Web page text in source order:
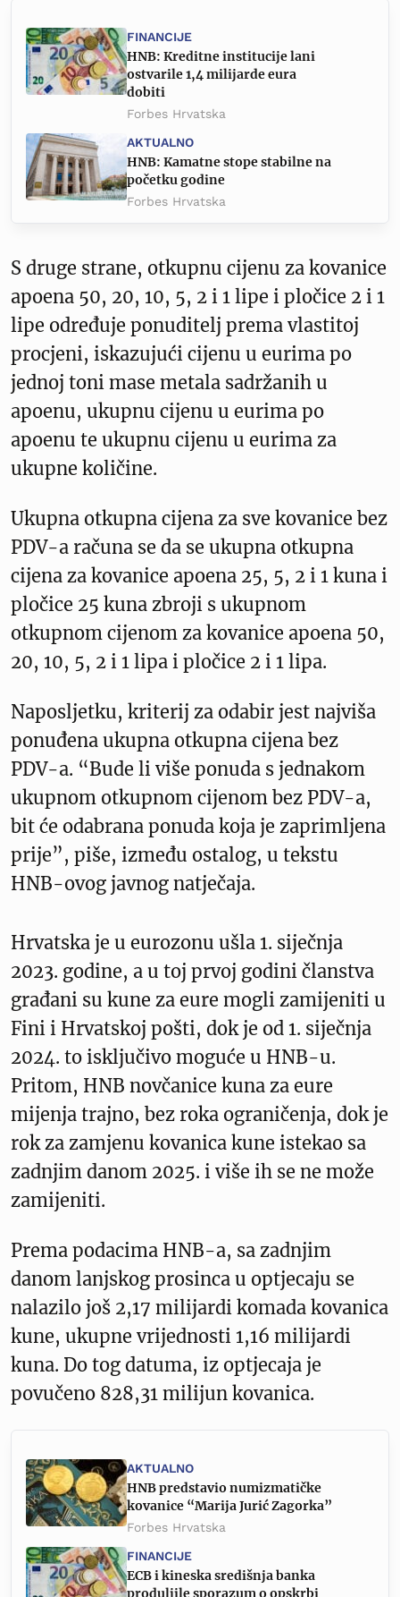
FINANCIJE
HNB: Kreditne institucije lani
ostvarile 1,4 milijarde eura
dobiti
Forbes Hrvatska
AKTUALNO
HNB: Kamatne stope stabilne na
početku godine
Forbes Hrvatska
S druge strane, otkupnu cijenu za kovanice
apoena 50, 20, 10, 5, 2 i 1 lipe i pločice 2 i 1
lipe određuje ponuditelj prema vlastitoj
procjeni, iskazujući cijenu u eurima po
jednoj toni mase metala sadržanih u
apoenu, ukupnu cijenu u eurima po
apoenu te ukupnu cijenu u eurima za
ukupne količine.
Ukupna otkupna cijena za sve kovanice bez
PDV-a računa se da se ukupna otkupna
cijena za kovanice apoena 25, 5, 2 i 1 kuna i
pločice 25 kuna zbroji s ukupnom
otkupnom cijenom za kovanice apoena 50,
20, 10, 5, 2 i 1 lipa i pločice 2 i 1 lipa.
Naposljetku, kriterij za odabir jest najviša
ponuđena ukupna otkupna cijena bez
PDV-a. “Bude li više ponuda s jednakom
ukupnom otkupnom cijenom bez PDV-a,
bit će odabrana ponuda koja je zaprimljena
prije”, piše, između ostalog, u tekstu
HNB-ovog javnog natječaja.
Hrvatska je u eurozonu ušla 1. siječnja
2023. godine, a u toj prvoj godini članstva
građani su kune za eure mogli zamijeniti u
Fini i Hrvatskoj pošti, dok je od 1. siječnja
2024. to isključivo moguće u HNB-u.
Pritom, HNB novčanice kuna za eure
mijenja trajno, bez roka ograničenja, dok je
rok za zamjenu kovanica kune istekao sa
zadnjim danom 2025. i više ih se ne može
zamijeniti.
Prema podacima HNB-a, sa zadnjim
danom lanjskog prosinca u optjecaju se
nalazilo još 2,17 milijardi komada kovanica
kune, ukupne vrijednosti 1,16 milijardi
kuna. Do tog datuma, iz optjecaja je
povučeno 828,31 milijun kovanica.
AKTUALNO
HNB predstavio numizmatičke
kovanice “Marija Jurić Zagorka”
Forbes Hrvatska
FINANCIJE
ECB i kineska središnja banka
produljile sporazum o opskrbi